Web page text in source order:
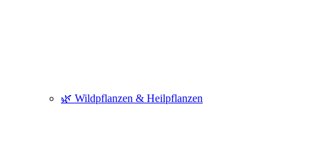
🌿 Wildpflanzen & Heilpflanzen